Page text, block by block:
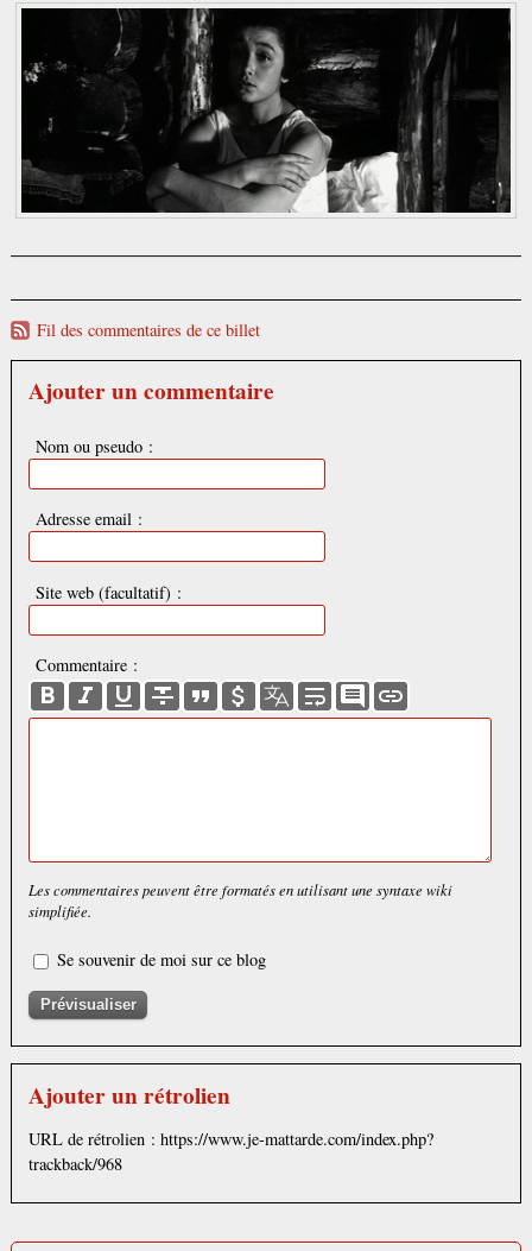
Fil des commentaires de ce billet
Ajouter un commentaire
Nom ou pseudo :
Adresse email :
Site web (facultatif) :
Commentaire :
Les commentaires peuvent être formatés en utilisant une syntaxe wiki
simplifiée.
Se souvenir de moi sur ce blog
Ajouter un rétrolien
URL de rétrolien : https://www.je-mattarde.com/index.php?
trackback/968